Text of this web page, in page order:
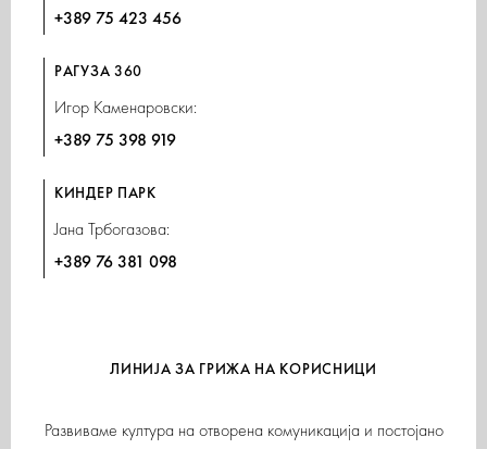
+389 75 423 456
РАГУЗА 360
Игор Каменаровски:
+389 75 398 919
КИНДЕР ПАРК
Јана Трбогазова:
+389 76 381 098
ЛИНИЈА ЗА ГРИЖА НА КОРИСНИЦИ
Развиваме култура на отворена комуникација и постојано